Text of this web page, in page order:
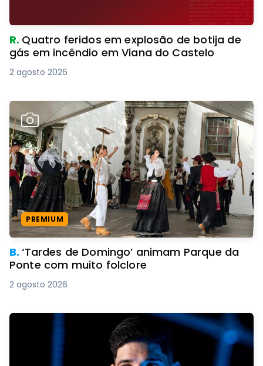
R. Quatro feridos em explosão de botija de
gás em incêndio em Viana do Castelo
2 agosto 2026
PREMIUM
B.‘Tardes de Domingo’ animam Parque da
Ponte com muito folclore
2 agosto 2026